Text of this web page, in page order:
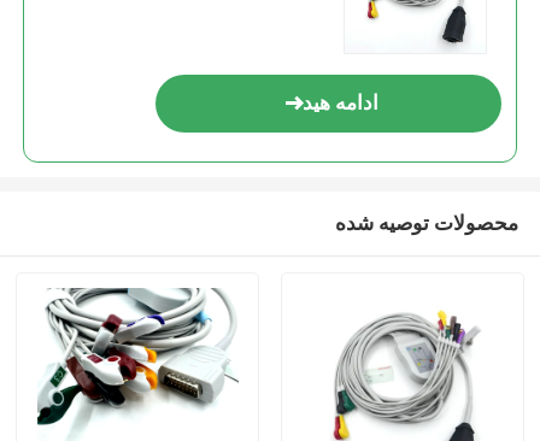
ادامه هید
محصولات توصیه شده